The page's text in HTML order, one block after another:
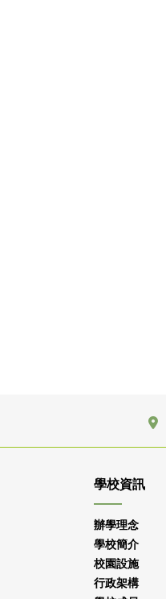
學校資訊
辦學理念
學校簡介
校園設施
行政架構